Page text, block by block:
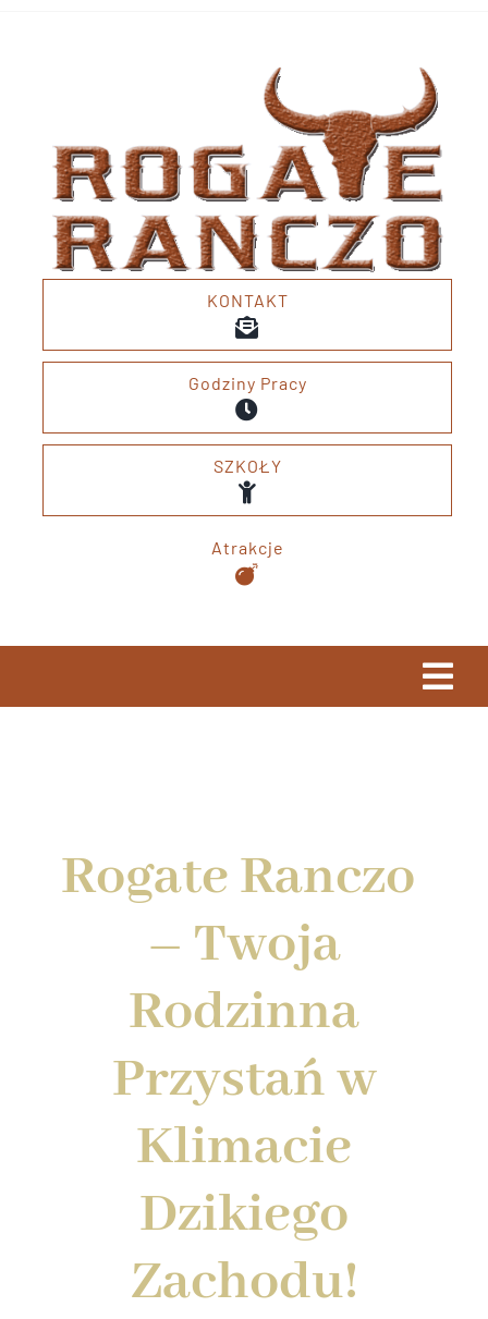
KONTAKT
Godziny Pracy
SZKOŁY
Atrakcje
WESELA
Imprezy muz.
Rogate Ranczo
– Twoja
Rodzinna
Przystań w
Klimacie
Dzikiego
Zachodu!